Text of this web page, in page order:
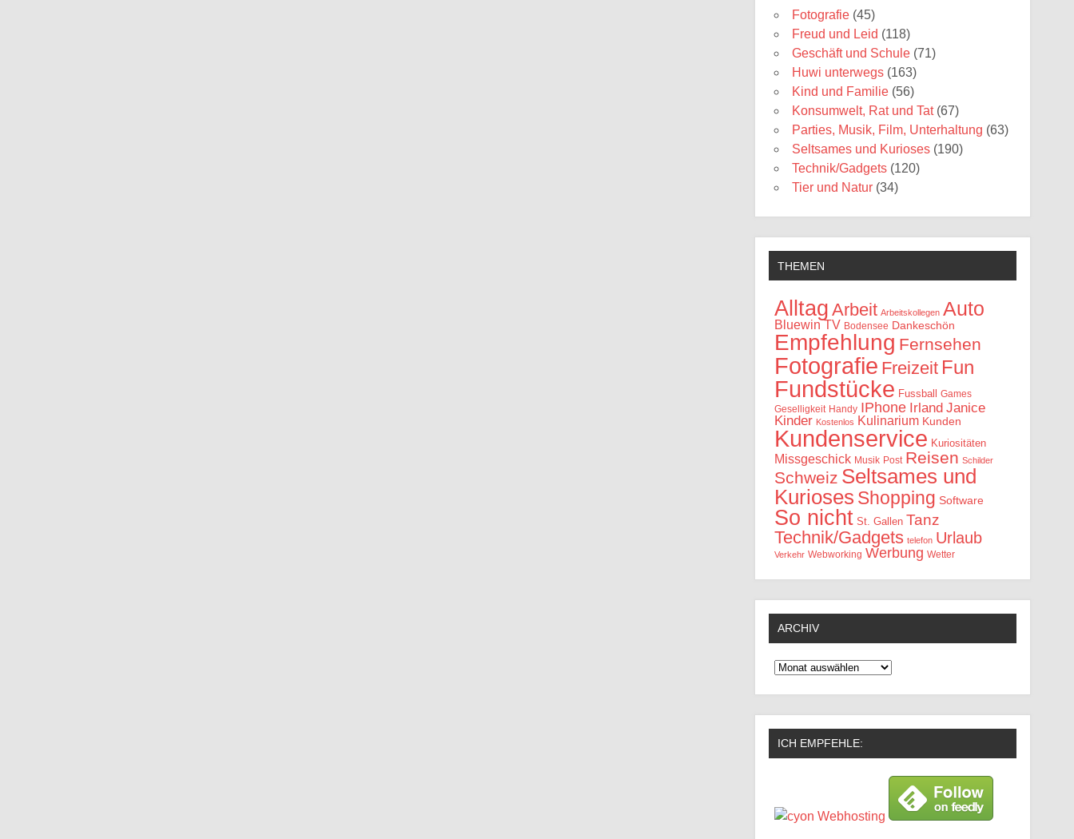
Fotografie (45)
Freud und Leid (118)
Geschäft und Schule (71)
Huwi unterwegs (163)
Kind und Familie (56)
Konsumwelt, Rat und Tat(67)
Parties, Musik, Film, Unterhaltung (63)
Seltsames und Kurioses (190)
Technik/Gadgets (120)
Tier und Natur (34)
THEMEN
Alltag Arbeit Arbeitskollegen Auto
Bluewin TV Bodensee Dankeschön
Empfehlung Fernsehen
Fotografie Freizeit Fun
Fundstücke Fussball Games
Geselligkeit Handy IPhone Irland Janice
Kinder Kostenlos Kulinarium Kunden
Kundenservice Kuriositäten
Missgeschick Musik Post Reisen Schilder
Schweiz Seltsames und
Kurioses Shopping Software
So nicht St. Gallen Tanz
Technik/Gadgets telefon Urlaub
Verkehr Webworking Werbung Wetter
ARCHIV
Archiv
ICH EMPFEHLE: